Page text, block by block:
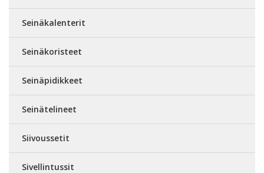
Seinäkalenterit
Seinäkoristeet
Seinäpidikkeet
Seinätelineet
Siivoussetit
Sivellintussit